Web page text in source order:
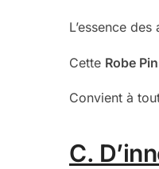
L’essence
Cette Robe
Convient à
C.